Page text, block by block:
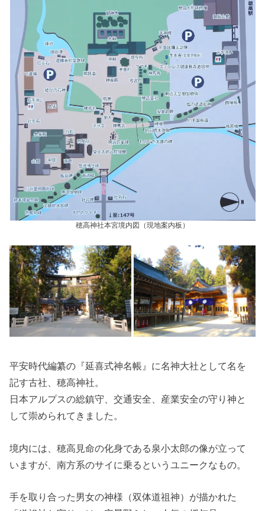
穂高神社本宮境内図（現地案内板）
平安時代編纂の『延喜式神名帳』に名神大社として名を
記す古社、穂高神社。
日本アルプスの総鎮守、交通安全、産業安全の守り神と
して崇められてきました。
境内には、穂高見命の化身である泉小太郎の像が立って
いますが、南方系のサイに乗るというユニークなもの。
手を取り合った男女の神様（双体道祖神）が描かれた